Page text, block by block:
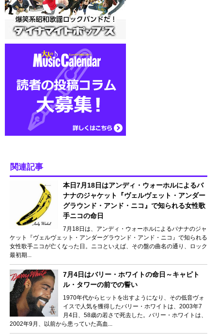
関連記事
本日7月18日はアンディ・ウォーホルによるバ
ナナのジャケット『ヴェルヴェット・アンダー
グラウンド・アンド・ニコ』で知られる女性歌
手ニコの命日
7月18日は、アンディ・ウォーホルによるバナナのジャ
ケット『ヴェルヴェット・アンダーグラウンド・アンド・ニコ』で知られる
女性歌手ニコが亡くなった日。ニコといえば、その盤の曲名の通り、ロック
最初期...
7月4日はバリー・ホワイトの命日～キャピト
ル・タワーの前での誓い
1970年代からヒットを出すようになり、その低音ヴォ
イスで人気を獲得したバリー・ホワイトは、2003年7
月4日、58歳の若さで死去した。バリー・ホワイトは、
2002年9月、以前から患っていた高血...